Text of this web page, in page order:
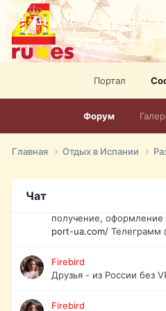
Портал
Форум
Главная Отдых в Испании
Чат
спорт, HD. + Огромная
сайта. Наш сайт: http://
David16
Книги
David16
Подскажите
Юрист юа
получение, оформление
port-ua.com/ Телеграмм
Firebird
Друзья - из России без
Firebird